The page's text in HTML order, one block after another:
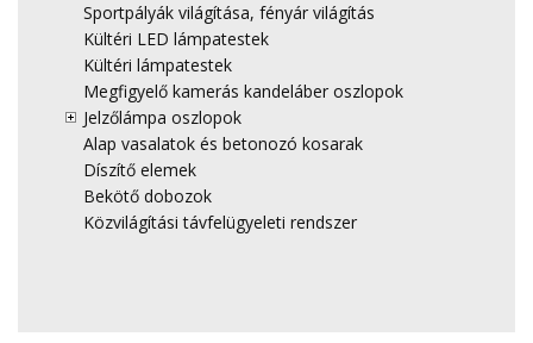
Sportpályák világítása, fényár világítás
Kültéri LED lámpatestek
Kültéri lámpatestek
Megfigyelő kamerás kandeláber oszlopok
Jelzőlámpa oszlopok
Alap vasalatok és betonozó kosarak
Díszítő elemek
Bekötő dobozok
Közvilágítási távfelügyeleti rendszer